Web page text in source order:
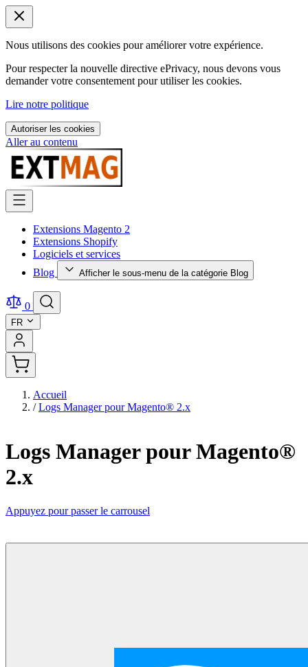
Nous utilisons des cookies pour améliorer votre expérience.
Pour respecter la nouvelle directive ePrivacy, nous devons vous
demander votre consentement pour utiliser les cookies.
Lire notre politique
Autoriser les cookies
Aller au contenu
Extensions Magento 2
Extensions Shopify
Logiciels et services
Blog
Afficher le sous-menu de la catégorie Blog
0
FR
Accueil
/ Logs Manager pour Magento® 2.x
Logs Manager pour Magento®
2.x
Appuyez pour passer le carrousel